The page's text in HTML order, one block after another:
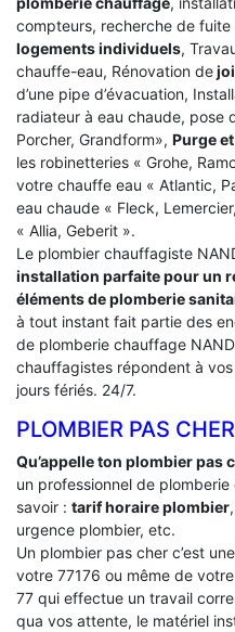
compteurs, recherche de fuite
logements individuels,
chauffe-eau, Rénovation de
d’une pipe d’évacuation,
radiateur à eau chaude, pose
Porcher, Grandform», Purge
les robinetteries « Grohe,
votre chauffe eau « Atlantic,
eau chaude « Fleck,
« Allia, Geberit ».
Le plombier chauffagiste
installation parfaite pour un
éléments de plomberie
à tout instant fait partie des
de plomberie chauffage
chauffagistes répondent à
jours fériés. 24/7.
PLOMBIER PAS
Qu’appelle ton plombier pas
un professionnel de
savoir : tarif horaire plombier
urgence plombier, etc.
Un plombier pas cher c’est
votre 77176 ou même de
77 qui effectue un travail
qua vos attente, le matériel